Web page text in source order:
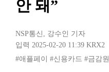
안 돼”
NSP통신 , 강수인 기자
입력 2025-02-20 11:39 KRX2
#애플페이
#신용카드 #금감원